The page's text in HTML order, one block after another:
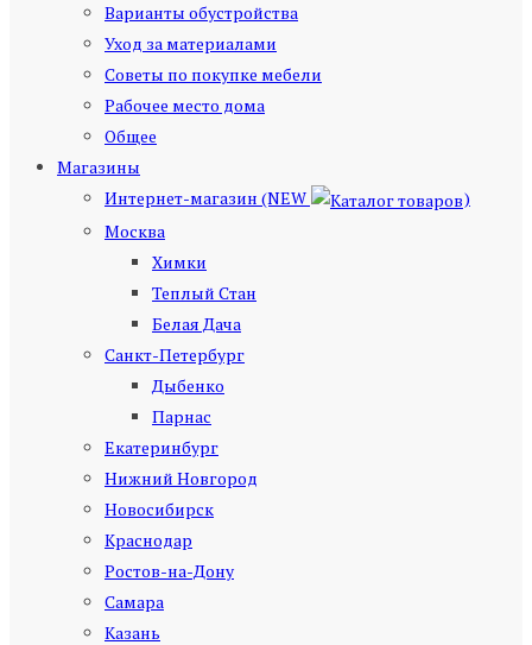
Варианты обустройства
Уход за материалами
Советы по покупке мебели
Рабочее место дома
Общее
Магазины
Интернет-магазин (NEW
)
Москва
Химки
Теплый Стан
Белая Дача
Санкт-Петербург
Дыбенко
Парнас
Екатеринбург
Нижний Новгород
Новосибирск
Краснодар
Ростов-на-Дону
Самара
Казань